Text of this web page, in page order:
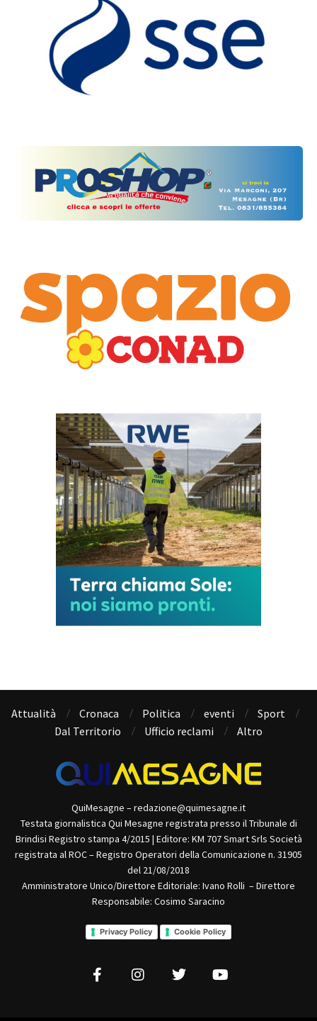
Attualità Cronaca Politica eventi
Sport
Dal Territorio
Ufficio reclami Altro
QuiMesagne – redazione@quimesagne.it
Testata giornalistica Qui Mesagne registrata presso il Tribunale di
Brindisi Registro stampa 4/2015 | Editore: KM 707 Smart Srls Società
registrata al ROC – Registro Operatori della Comunicazione n. 31905
del 21/08/2018
Amministratore Unico/Direttore Editoriale: Ivano Rolli – Direttore
Responsabile: Cosimo Saracino
Privacy Policy Cookie Policy